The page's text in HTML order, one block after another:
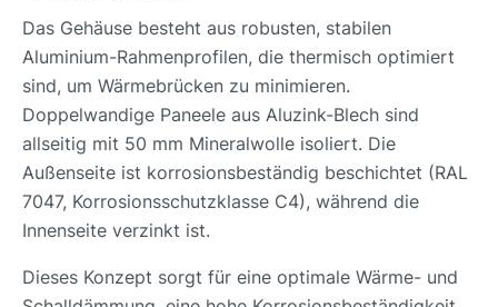
Das Gehäuse besteht aus robusten, stabilen
Aluminium-Rahmenprofilen, die thermisch optimiert
sind, um Wärmebrücken zu minimieren.
Doppelwandige Paneele aus Aluzink-Blech sind
allseitig mit 50 mm Mineralwolle isoliert. Die
Außenseite ist korrosionsbeständig beschichtet (RAL
7047, Korrosionsschutzklasse C4), während die
Innenseite verzinkt ist.
Dieses Konzept sorgt für eine optimale Wärme- und